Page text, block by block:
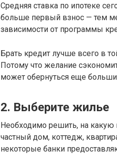
Средняя ставка по ипотеке
больше первый взнос — тем
зависимости от программы
Брать кредит лучше всего в
Потому что желание
может обернуться еще
2. Выберите жилье
Необходимо решить, на какую
частный дом, коттедж,
некоторые банки